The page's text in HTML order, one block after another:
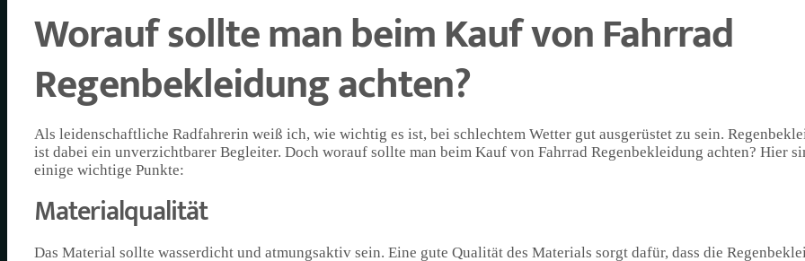
Worauf sollte man beim Kauf von Fahrrad
Regenbekleidung achten?
Als leidenschaftliche Radfahrerin weiß ich, wie wichtig es ist, bei schlechtem Wetter gut ausgerüstet zu sein.
ist dabei ein unverzichtbarer Begleiter. Doch worauf sollte man beim Kauf von Fahrrad Regenbekleidung achten? Hier
einige wichtige Punkte:
Materialqualität
Das Material sollte wasserdicht und atmungsaktiv sein. Eine gute Qualität des Materials sorgt dafür, dass die